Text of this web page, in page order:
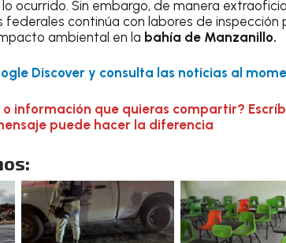
ocurrido. Sin embargo, de manera
continúa con labores de inspección
ambiental en la bahía de Manzanillo.
Discover y consulta las noticias al
o información que quieras compartir?
puede hacer la diferencia